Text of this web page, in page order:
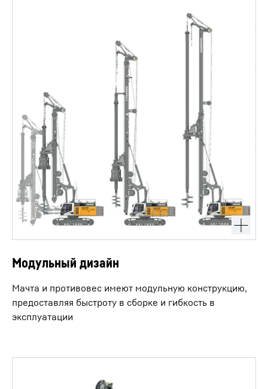
Модульный дизайн
Мачта и противовес имеют модульную конструкцию,
предоставляя быстроту в сборке и гибкость в
эксплуатации